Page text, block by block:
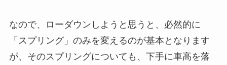
なので、ローダウンしようと思うと、必然的に
「スプリング」のみを変えるのが基本となります
が、そのスプリングについても、下手に車高を落